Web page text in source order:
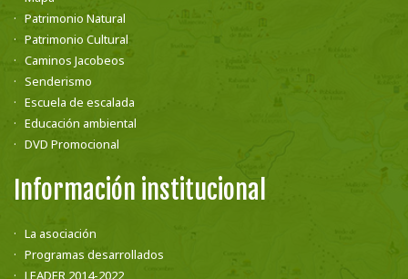
Patrimonio Natural
Patrimonio Cultural
Caminos Jacobeos
Senderismo
Escuela de escalada
Educación ambiental
DVD Promocional
Información institucional
La asociación
Programas desarrollados
LEADER 2014-2022